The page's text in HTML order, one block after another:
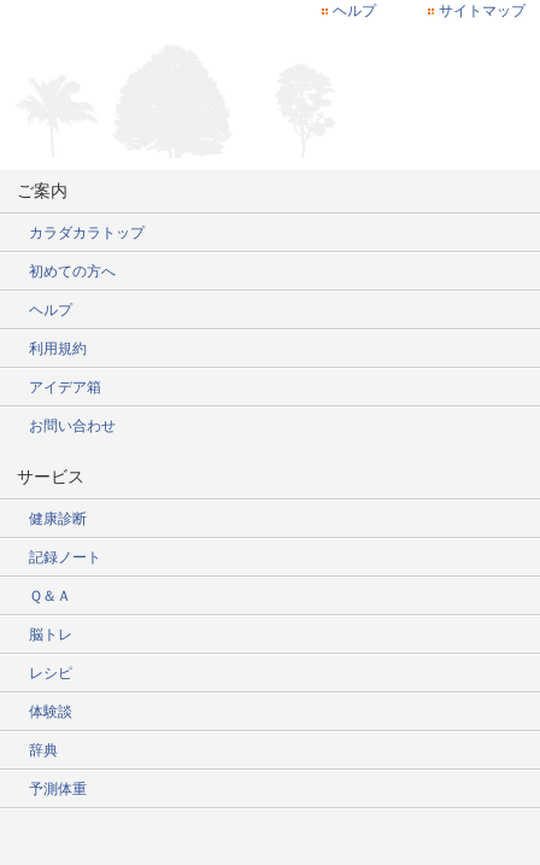
ヘルプ
サイトマップ
ご案内
カラダカラトップ
初めての方へ
ヘルプ
利用規約
アイデア箱
お問い合わせ
サービス
健康診断
記録ノート
Ｑ＆Ａ
脳トレ
レシピ
体験談
辞典
予測体重